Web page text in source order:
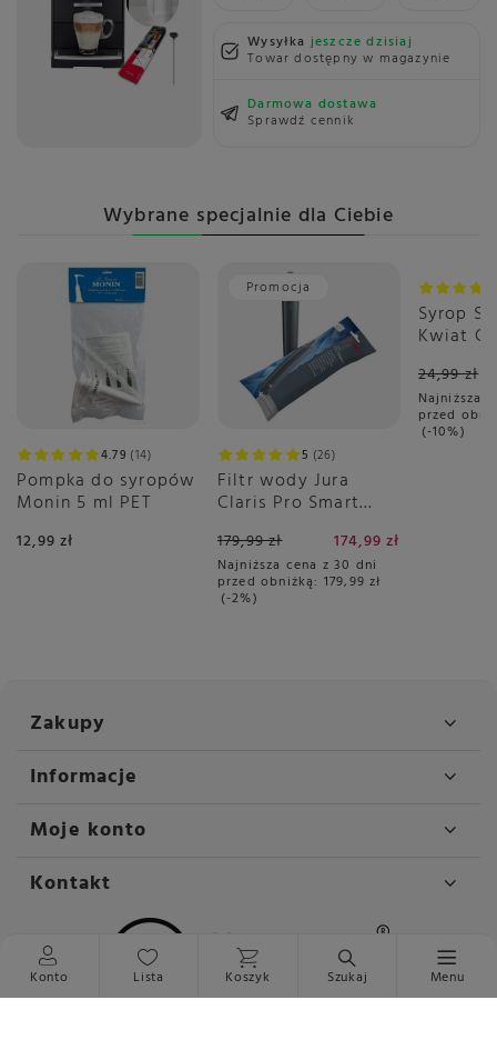
Wysyłkajeszcze dzisiaj
Towar dostępny w magazynie
Darmowa dostawa
Sprawdź cennik
Wybrane specjalnie dla Ciebie
4.79 14
Pompka do syropów
Monin 5 ml PET
12,99 zł
Promocja
5 26
Filtr wody Jura
Claris Pro Smart
179,99 zł 174,99 zł
Najniższa cena z 30 dni
przed obniżką: 179,99 zł
-2%
Syrop
Kwiat
24,99 zł
Najniższa
przed
-10%
Zakupy
Informacje
Moje konto
Kontakt
Konto Lista Koszyk Szukaj Menu